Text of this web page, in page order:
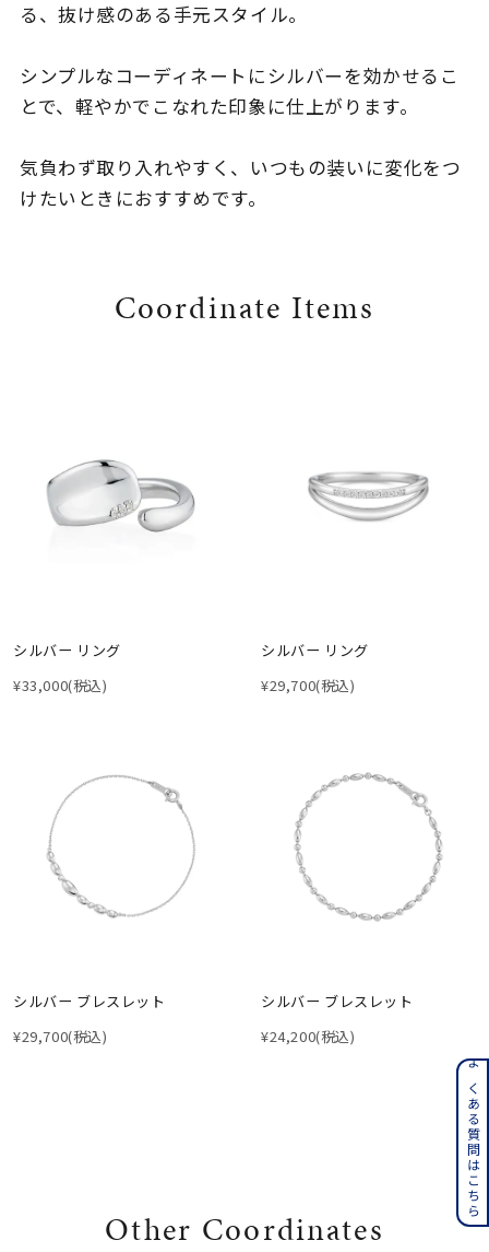
リングサイズ
メンズ
リングサイズ
～
価格 ¥0
る、抜け感のある手元スタイル。
シンプルなコーディネートにシルバーを効かせるこ
とで、軽やかでこなれた印象に仕上がります。
気負わず取り入れやすく、いつもの装いに変化をつ
けたいときにおすすめです。
Coordinate Items
シルバー リング
¥33,000(税込)
シルバー リング
¥29,700(税込)
シルバー ブレスレット
¥29,700(税込)
シルバー ブレスレット
¥24,200(税込)
Other Coordinates
よくある質問はこちら